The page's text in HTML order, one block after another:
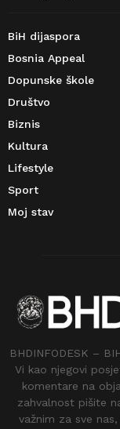
BiH dijaspora
Bosnia Appeal
Dopunske škole
Društvo
Biznis
Kultura
Lifestyle
Sport
Moj stav
BHDINFODESK –
Vi kao njegovi
komentare na
zahvalnost pišite
važnim za sve